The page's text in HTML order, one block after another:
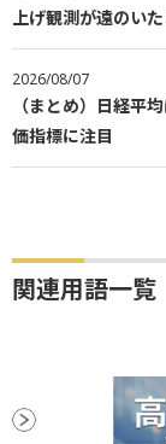
上げ観測が遠のい
2026/08/07
（まとめ）日経平
価指標に注目
関連用語一覧